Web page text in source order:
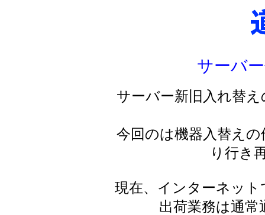
サーバ
サーバー新旧入れ替
今回のは機器入替え
り行き
現在、インターネッ
出荷業務は通